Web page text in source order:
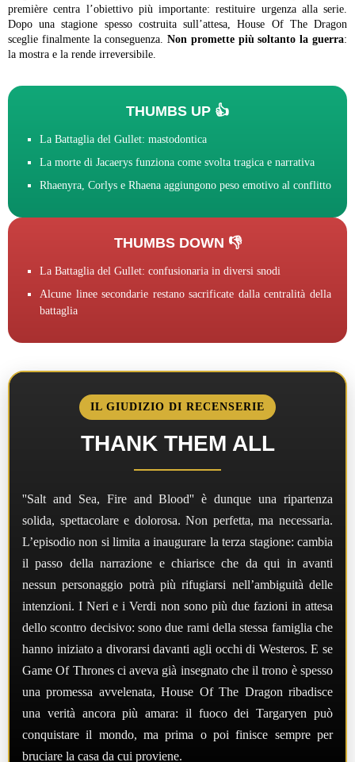
première centra l’obiettivo più importante: restituire urgenza alla serie.
Dopo una stagione spesso costruita sull’attesa, House Of The Dragon
sceglie finalmente la conseguenza.Non promette più soltanto la guerra:
la mostra e la rende irreversibile.
THUMBS UP 👍
La Battaglia del Gullet: mastodontica
La morte di Jacaerys funziona come svolta tragica e narrativa
Rhaenyra, Corlys e Rhaena aggiungono peso emotivo al conflitto
THUMBS DOWN 👎
La Battaglia del Gullet: confusionaria in diversi snodi
Alcune linee secondarie restano sacrificate dalla centralità della
battaglia
IL GIUDIZIO DI RECENSERIE
THANK THEM ALL
''Salt and Sea, Fire and Blood'' è dunque una ripartenza
solida, spettacolare e dolorosa. Non perfetta, ma necessaria.
L’episodio non si limita a inaugurare la terza stagione: cambia
il passo della narrazione e chiarisce che da qui in avanti
nessun personaggio potrà più rifugiarsi nell’ambiguità delle
intenzioni. I Neri e i Verdi non sono più due fazioni in attesa
dello scontro decisivo: sono due rami della stessa famiglia che
hanno iniziato a divorarsi davanti agli occhi di Westeros. E se
Game Of Thrones ci aveva già insegnato che il trono è spesso
una promessa avvelenata, House Of The Dragon ribadisce
una verità ancora più amara: il fuoco dei Targaryen può
conquistare il mondo, ma prima o poi finisce sempre per
bruciare la casa da cui proviene.